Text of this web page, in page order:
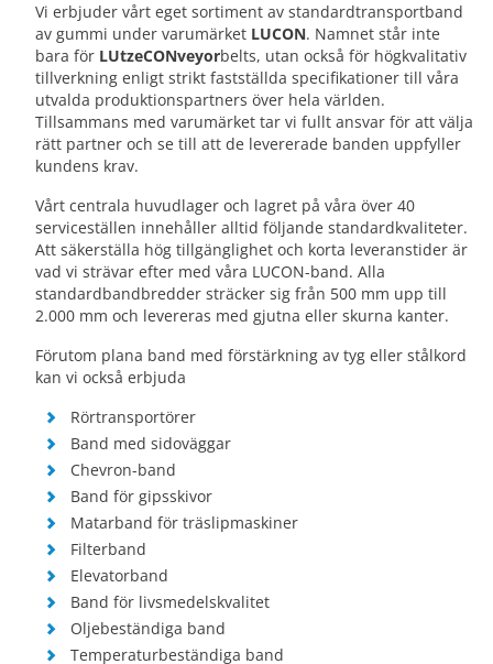
Vi erbjuder vårt eget sortiment av standardtransportband
av gummi under varumärket LUCON. Namnet står inte
bara för LUtzeCONveyorbelts, utan också för högkvalitativ
tillverkning enligt strikt fastställda specifikationer till våra
utvalda produktionspartners över hela världen.
Tillsammans med varumärket tar vi fullt ansvar för att välja
rätt partner och se till att de levererade banden uppfyller
kundens krav.
Vårt centrala huvudlager och lagret på våra över 40
serviceställen innehåller alltid följande standardkvaliteter.
Att säkerställa hög tillgänglighet och korta leveranstider är
vad vi strävar efter med våra LUCON-band. Alla
standardbandbredder sträcker sig från 500 mm upp till
2.000 mm och levereras med gjutna eller skurna kanter.
Förutom plana band med förstärkning av tyg eller stålkord
kan vi också erbjuda
Rörtransportörer
Band med sidoväggar
Chevron-band
Band för gipsskivor
Matarband för träslipmaskiner
Filterband
Elevatorband
Band för livsmedelskvalitet
Oljebeständiga band
Temperaturbeständiga band